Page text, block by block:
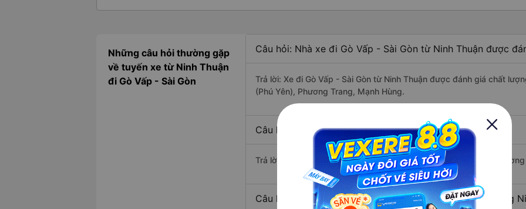
Những câu hỏi thường gặp
về tuyến xe từ Ninh Thuận
đi Gò Vấp - Sài Gòn
Câu hỏi: Nhà xe đi Gò Vấp - Sài Gòn từ Ninh Thuận được
Trả lời: Xe đi Gò Vấp - Sài Gòn từ Ninh Thuận được đánh giá chất
(Phú Yên), Phương Trang, Mạnh Hùng.
Câu hỏi: Xe nào đi Gò Vấp - Sài Gòn có giá rẻ nhất?
Trả lời: Vé xe rẻ nhất có mức giá là 300.000 đồng của nhà xe
Câu hỏi: Có bao nhiêu nhà xe đang khai thác tuyến đường